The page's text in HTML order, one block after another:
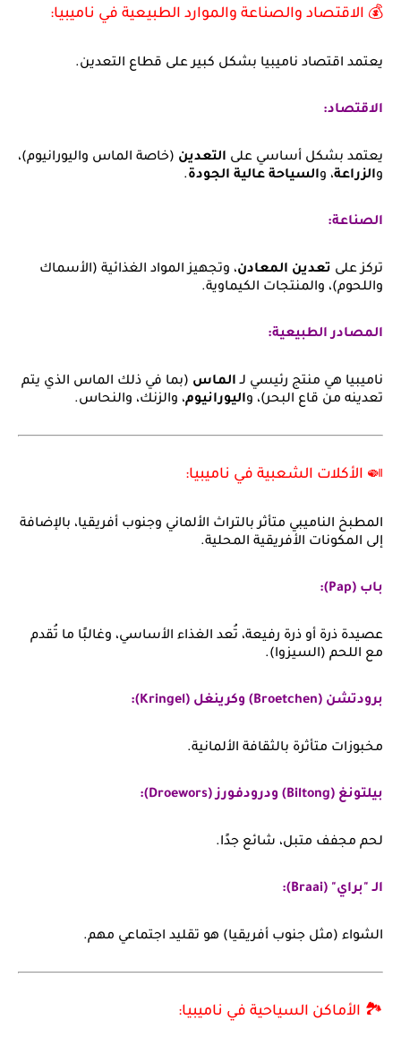
💰 الاقتصاد والصناعة والموارد الطبيعية في ناميبيا:
يعتمد اقتصاد ناميبيا بشكل كبير على قطاع التعدين.
الاقتصاد:
يعتمد بشكل أساسي على التعدين (خاصة الماس واليورانيوم)،
والزراعة، والسياحة عالية الجودة.
الصناعة:
تركز على تعدين المعادن، وتجهيز المواد الغذائية (الأسماك
واللحوم)، والمنتجات الكيماوية.
المصادر الطبيعية:
ناميبيا هي منتج رئيسي لـ الماس (بما في ذلك الماس الذي يتم
تعدينه من قاع البحر)، واليورانيوم، والزنك، والنحاس.
🍛 الأكلات الشعبية في ناميبيا:
المطبخ الناميبي متأثر بالتراث الألماني وجنوب أفريقيا، بالإضافة
إلى المكونات الأفريقية المحلية.
باب (Pap):
عصيدة ذرة أو ذرة رفيعة، تُعد الغذاء الأساسي، وغالبًا ما تُقدم
مع اللحم (السيزوا).
برودتشن (Broetchen) وكرينغل (Kringel):
مخبوزات متأثرة بالثقافة الألمانية.
بيلتونغ (Biltong) ودرودفورز (Droewors):
لحم مجفف متبل، شائع جدًا.
الـ "براي" (Braai):
الشواء (مثل جنوب أفريقيا) هو تقليد اجتماعي مهم.
🏞️ الأماكن السياحية في ناميبيا: